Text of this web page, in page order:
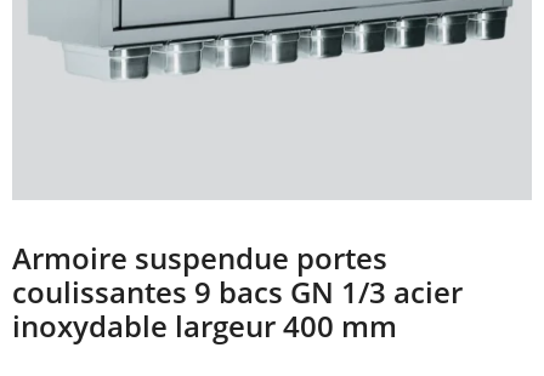
Armoire suspendue portes
coulissantes 9 bacs GN 1/3 acier
inoxydable largeur 400 mm